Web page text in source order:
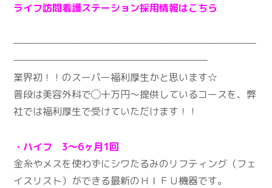
ライフ訪問看護ステーション採用情報はこちら
―――――――――――――――――――――――――
――――――――――――――――――――
業界初！！のスーパー福利厚生かと思います☆
普段は美容外科で◯十万円〜提供しているコースを、弊
社では福利厚生で受けていただけます！！
・ハイフ 3～6ヶ月1回
金糸やメスを使わずにシワたるみのリフティング（フェ
イスリスト）ができる最新のＨＩＦＵ機器です。